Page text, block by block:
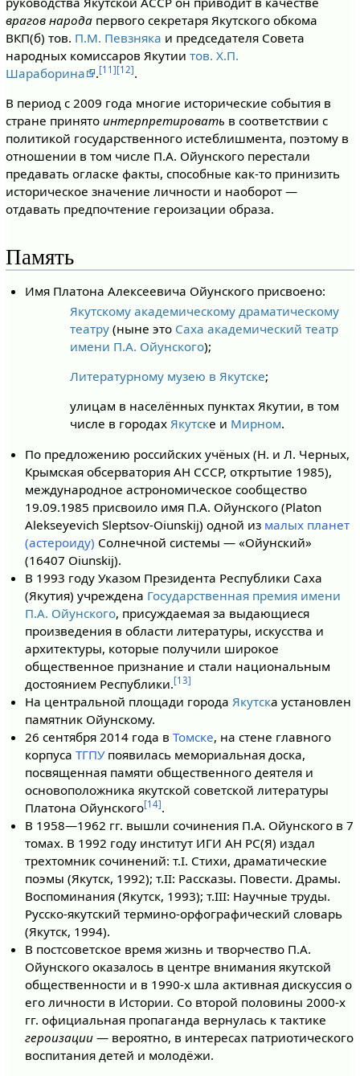
врагов народапервого секретаря Якутского обкома
ВКП(б) тов. П.М. Певзняка и председателя Совета
народных комиссаров Якутии тов. Х.П.
Шараборина
.[11][12].
В период с 2009 года многие исторические события в
стране принято интерпретировать в соответствии с
политикой государственного истеблишмента, поэтому в
отношении в том числе П.А. Ойунского перестали
предавать огласке факты, способные как-то принизить
историческое значение личности и наоборот —
отдавать предпочтение героизации образа.
Память
Имя Платона Алексеевича Ойунского присвоено:
Якутскому академическому драматическому
театру(ныне это Саха академический театр
имени П.А. Ойунского);
Литературному музею в Якутске;
улицам в населённых пунктах Якутии, в том
числе в городах Якутске и Мирном.
По предложению российских учёных (Н. и Л. Черных,
Крымская обсерватория АН СССР, откртытие 1985),
международное астрономическое сообщество
19.09.1985 присвоило имя П.А. Ойунского (Platon
Alekseyevich Sleptsov-Oiunskij) одной из малых планет
(астероиду) Солнечной системы — «Ойунский»
(16407 Oiunskij).
В 1993 году Указом Президента Республики Саха
(Якутия) учреждена Государственная премия имени
П.А. Ойунского, присуждаемая за выдающиеся
произведения в области литературы, искусства и
архитектуры, которые получили широкое
общественное признание и стали национальным
достоянием Республики.[13]
На центральной площади города Якутска установлен
памятник Ойунскому.
26 сентября 2014 года вТомске, на стене главного
корпусаТГПУпоявилась мемориальная доска,
посвященная памяти общественного деятеля и
основоположника якутской советской литературы
Платона Ойунского[14].
В 1958—1962 гг. вышли сочинения П.А. Ойунского в 7
томах. В 1992 году институт ИГИ АН РС(Я) издал
трехтомник сочинений: т.I. Стихи, драматические
поэмы (Якутск, 1992); т.II: Рассказы. Повести. Драмы.
Воспоминания (Якутск, 1993); т.III: Научные труды.
Русско-якутский термино-орфографический словарь
(Якутск, 1994).
В постсоветское время жизнь и творчество П.А.
Ойунского оказалось в центре внимания якутской
общественности и в 1990-х шла активная дискуссия о
его личности в Истории. Со второй половины 2000-х
гг. официальная пропаганда вернулась к тактике
героизации — вероятно, в интересах патриотического
воспитания детей и молодёжи.